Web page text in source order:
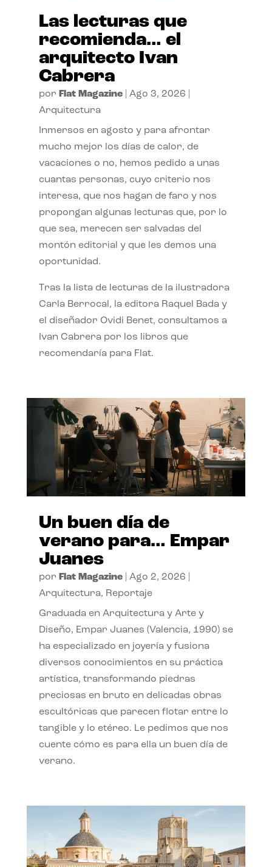
Las lecturas que
recomienda… el
arquitecto Ivan
Cabrera
por Flat Magazine| Ago 3, 2026
Arquitectura
Inmersos en agosto y para afrontar
mucho mejor los días de calor, de
vacaciones o no, hemos pedido a unas
cuantas personas, cuyo criterio nos
interesa, que nos hagan de faro y nos
propongan algunas lecturas que, por lo
que sea, merecen ser salvadas del
montón editorial y que les demos una
oportunidad.
Tras la lista de lecturas de la ilustradora
Carla Berrocal, la editora Raquel Bada y
el diseñador Ovidi Benet, consultamos a
Ivan Cabrera por los libros que
recomendaría para Flat.
Un buen día de
verano para… Empar
Juanes
por Flat Magazine| Ago 2, 2026
Arquitectura, Reportaje
Graduada en Arquitectura y Arte y
Diseño, Empar Juanes (Valencia, 1990) se
ha especializado en joyería y fusiona
diversos conocimientos en su práctica
artística, transformando piedras
preciosas en bruto en delicadas obras
escultóricas que parecen flotar entre lo
tangible y lo etéreo. Le pedimos que nos
cuente cómo es para ella un buen día de
verano.